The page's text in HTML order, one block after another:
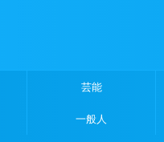
芸能
一般人